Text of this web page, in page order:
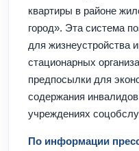
квартиры в районе
город». Эта система
для жизнеустройства
стационарных
предпосылки для
содержания
учреждениях
По информации